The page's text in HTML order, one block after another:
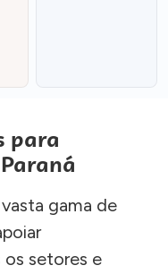
para
gama de
setores e